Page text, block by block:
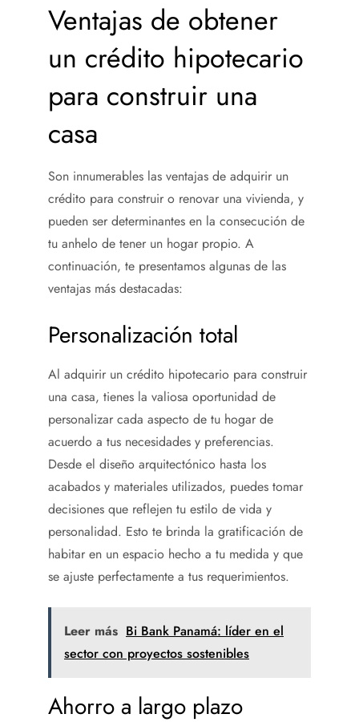
Ventajas de obtener
un crédito hipotecario
para construir una
casa
Son innumerables las ventajas de adquirir un
crédito para construir o renovar una vivienda, y
pueden ser determinantes en la consecución de
tu anhelo de tener un hogar propio. A
continuación, te presentamos algunas de las
ventajas más destacadas:
Personalización total
Al adquirir un crédito hipotecario para construir
una casa, tienes la valiosa oportunidad de
personalizar cada aspecto de tu hogar de
acuerdo a tus necesidades y preferencias.
Desde el diseño arquitectónico hasta los
acabados y materiales utilizados, puedes tomar
decisiones que reflejen tu estilo de vida y
personalidad. Esto te brinda la gratificación de
habitar en un espacio hecho a tu medida y que
se ajuste perfectamente a tus requerimientos.
Leer más Bi Bank Panamá: líder en el
sector con proyectos sostenibles
Ahorro a largo plazo